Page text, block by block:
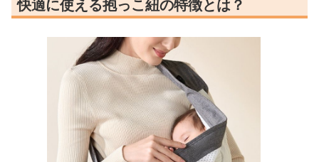
快適に使える抱っこ紐の特徴とは？